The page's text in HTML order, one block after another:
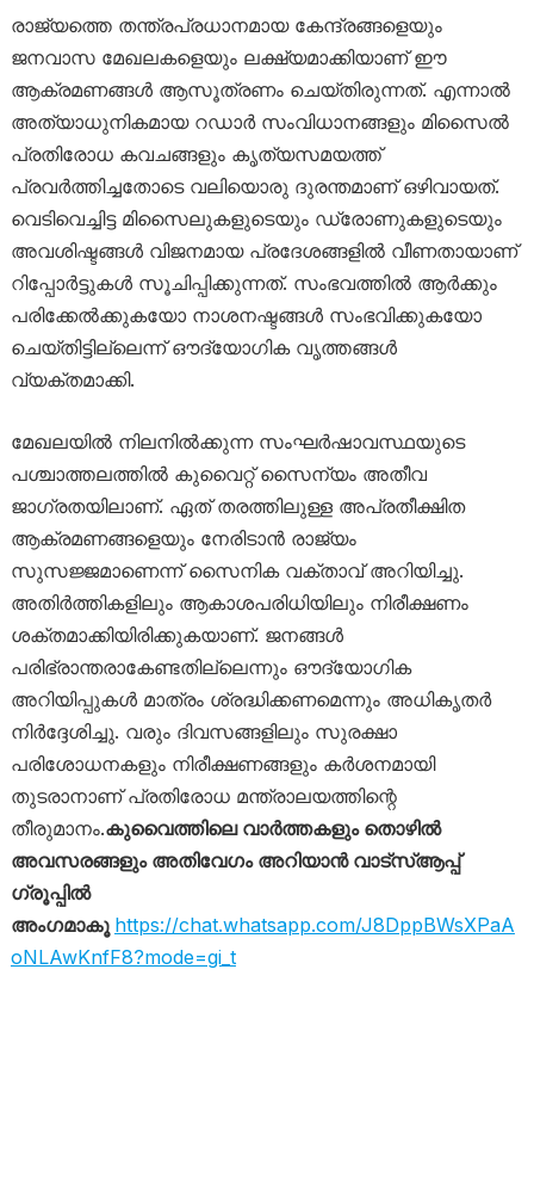
രാജ്യത്തെ തന്ത്രപ്രധാനമായ കേന്ദ്രങ്ങളെയും
ജനവാസ മേഖലകളെയും ലക്ഷ്യമാക്കിയാണ് ഈ
ആക്രമണങ്ങൾ ആസൂത്രണം ചെയ്തിരുന്നത്. എന്നാൽ
അത്യാധുനികമായ റഡാർ സംവിധാനങ്ങളും മിസൈൽ
പ്രതിരോധ കവചങ്ങളും കൃത്യസമയത്ത്
പ്രവർത്തിച്ചതോടെ വലിയൊരു ദുരന്തമാണ് ഒഴിവായത്.
വെടിവെച്ചിട്ട മിസൈലുകളുടെയും ഡ്രോണുകളുടെയും
അവശിഷ്ടങ്ങൾ വിജനമായ പ്രദേശങ്ങളിൽ വീണതായാണ്
റിപ്പോർട്ടുകൾ സൂചിപ്പിക്കുന്നത്. സംഭവത്തിൽ ആർക്കും
പരിക്കേൽക്കുകയോ നാശനഷ്ടങ്ങൾ സംഭവിക്കുകയോ
ചെയ്തിട്ടില്ലെന്ന് ഔദ്യോഗിക വൃത്തങ്ങൾ
വ്യക്തമാക്കി.
മേഖലയിൽ നിലനിൽക്കുന്ന സംഘർഷാവസ്ഥയുടെ
പശ്ചാത്തലത്തിൽ കുവൈറ്റ് സൈന്യം അതീവ
ജാഗ്രതയിലാണ്. ഏത് തരത്തിലുള്ള അപ്രതീക്ഷിത
ആക്രമണങ്ങളെയും നേരിടാൻ രാജ്യം
സുസജ്ജമാണെന്ന് സൈനിക വക്താവ് അറിയിച്ചു.
അതിർത്തികളിലും ആകാശപരിധിയിലും നിരീക്ഷണം
ശക്തമാക്കിയിരിക്കുകയാണ്. ജനങ്ങൾ
പരിഭ്രാന്തരാകേണ്ടതില്ലെന്നും ഔദ്യോഗിക
അറിയിപ്പുകൾ മാത്രം ശ്രദ്ധിക്കണമെന്നും അധികൃതർ
നിർദ്ദേശിച്ചു. വരും ദിവസങ്ങളിലും സുരക്ഷാ
പരിശോധനകളും നിരീക്ഷണങ്ങളും കർശനമായി
തുടരാനാണ് പ്രതിരോധ മന്ത്രാലയത്തിന്റെ
തീരുമാനം.കുവൈത്തിലെ വാർത്തകളും തൊഴിൽ
അവസരങ്ങളും അതിവേഗം അറിയാൻ വാട്സ്ആപ്പ്
ഗ്രൂപ്പിൽ
അംഗമാകൂ https://chat.whatsapp.com/J8DppBWsXPaA
oNLAwKnfF8?mode=gi_t